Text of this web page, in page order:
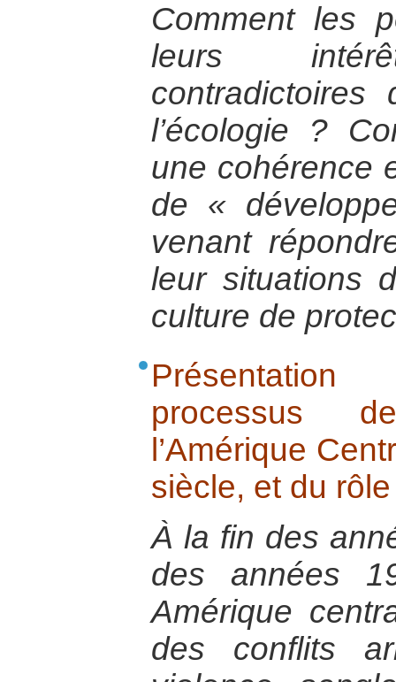
Comment les
leurs
contradictoires
l’écologie ?
une cohérence
de «
venant
leur situations
culture de
processus
l’Amérique
siècle, et du
À la fin des
des années
Amérique
des conflits